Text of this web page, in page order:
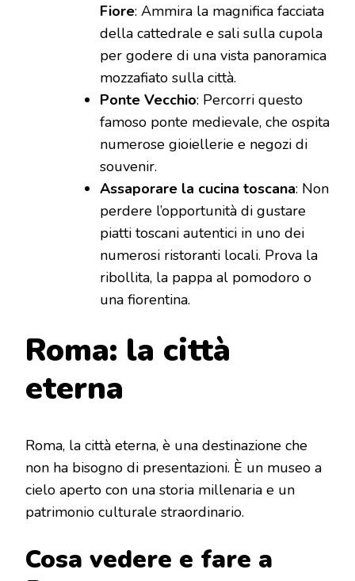
Fiore: Ammira la magnifica facciata
della cattedrale e sali sulla cupola
per godere di una vista panoramica
mozzafiato sulla città.
Ponte Vecchio: Percorri questo
famoso ponte medievale, che ospita
numerose gioiellerie e negozi di
souvenir.
Assaporare la cucina toscana: Non
perdere l’opportunità di gustare
piatti toscani autentici in uno dei
numerosi ristoranti locali. Prova la
ribollita, la pappa al pomodoro o
una fiorentina.
Roma: la città
eterna
Roma, la città eterna, è una destinazione che
non ha bisogno di presentazioni. È un museo a
cielo aperto con una storia millenaria e un
patrimonio culturale straordinario.
Cosa vedere e fare a